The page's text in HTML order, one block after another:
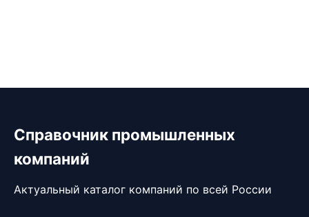
Справочник промышленных
компаний
Актуальный каталог компаний по всей России